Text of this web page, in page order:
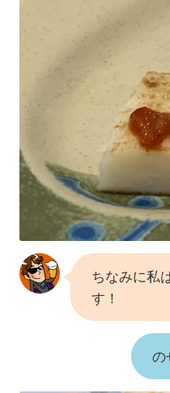
ちなみに私
す！
の